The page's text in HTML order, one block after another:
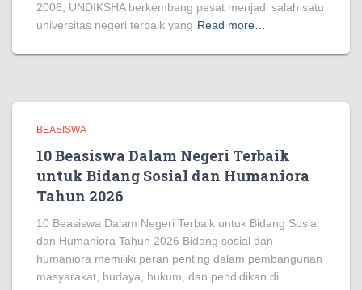
2006, UNDIKSHA berkembang pesat menjadi salah satu
universitas negeri terbaik yang Read more…
BEASISWA
10 Beasiswa Dalam Negeri Terbaik
untuk Bidang Sosial dan Humaniora
Tahun 2026
10 Beasiswa Dalam Negeri Terbaik untuk Bidang Sosial
dan Humaniora Tahun 2026 Bidang sosial dan
humaniora memiliki peran penting dalam pembangunan
masyarakat, budaya, hukum, dan pendidikan di